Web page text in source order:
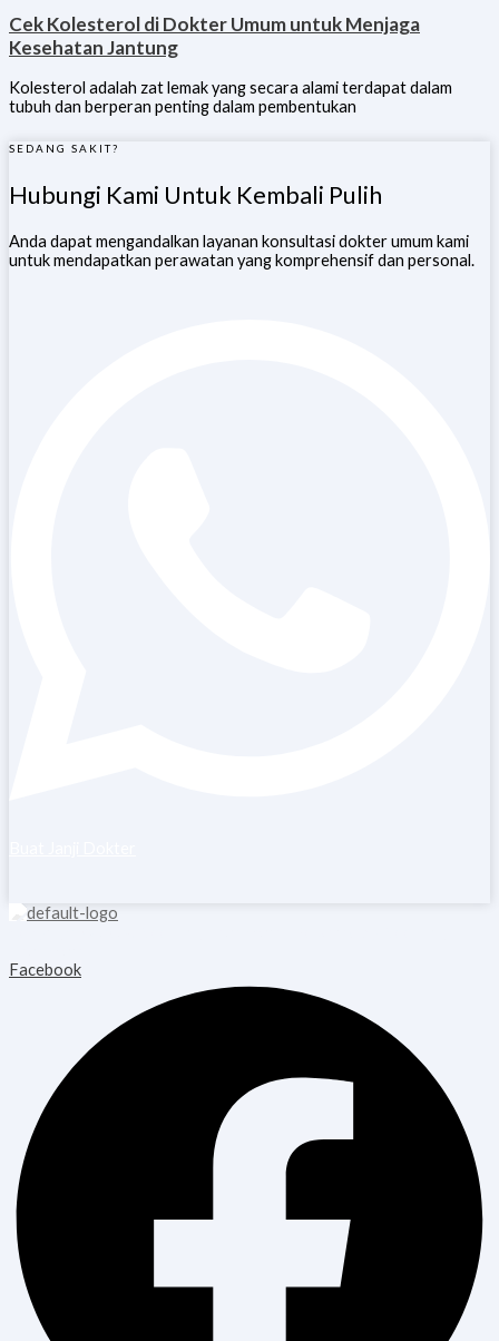
Cek Kolesterol di Dokter Umum untuk Menjaga
Kesehatan Jantung
Kolesterol adalah zat lemak yang secara alami terdapat dalam
tubuh dan berperan penting dalam pembentukan
SEDANG SAKIT?
Hubungi Kami Untuk Kembali Pulih
Anda dapat mengandalkan layanan konsultasi dokter umum kami
untuk mendapatkan perawatan yang komprehensif dan personal.
Facebook